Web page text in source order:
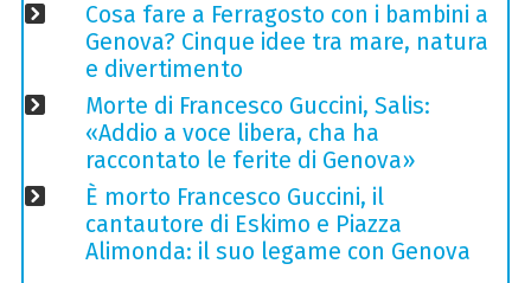
Cosa fare a Ferragosto con i bambini a
Genova? Cinque idee tra mare, natura
e divertimento
Morte di Francesco Guccini, Salis:
«Addio a voce libera, cha ha
raccontato le ferite di Genova»
È morto Francesco Guccini, il
cantautore di Eskimo e Piazza
Alimonda: il suo legame con Genova